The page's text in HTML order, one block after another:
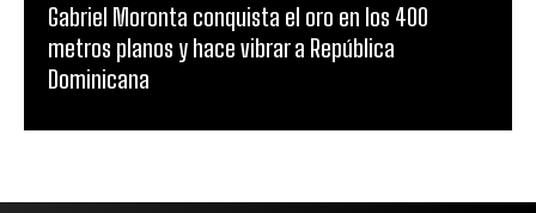
Gabriel Moronta conquista el oro en los 400
metros planos y hace vibrar a República
Dominicana